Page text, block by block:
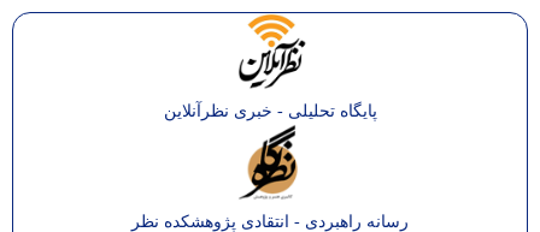
پایگاه تحلیلی - خبری نظرآنلاین
رسانه راهبردی - انتقادی پژوهشکده نظر